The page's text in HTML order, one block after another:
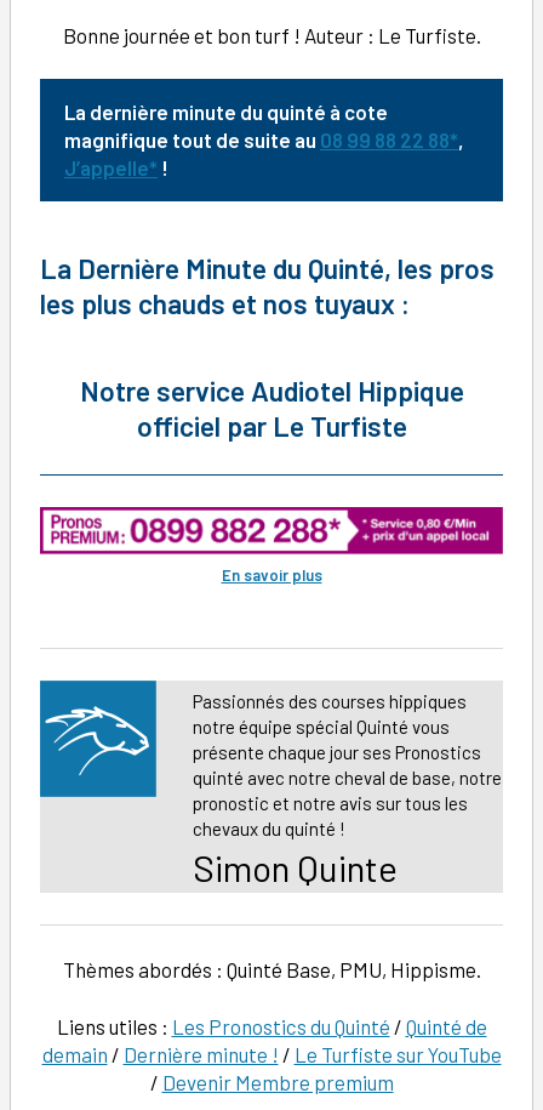
Bonne journée et bon turf ! Auteur : Le Turfiste.
La dernière minute du quinté à cote
magnifique tout de suite au 08 99 88 22 88*
J’appelle* !
La Dernière Minute du Quinté, les pros
les plus chauds et nos tuyaux :
Notre service Audiotel Hippique
officiel par Le Turfiste
En savoir plus
Passionnés des courses hippiques
notre équipe spécial Quinté vous
présente chaque jour ses Pronostics
quinté avec notre cheval de base, notre
pronostic et notre avis sur tous les
chevaux du quinté !
Simon Quinte
Thèmes abordés : Quinté Base, PMU, Hippisme.
Liens utiles : Les Pronostics du Quinté / Quinté de
demain / Dernière minute ! / Le Turfiste sur YouTube
/ Devenir Membre premium